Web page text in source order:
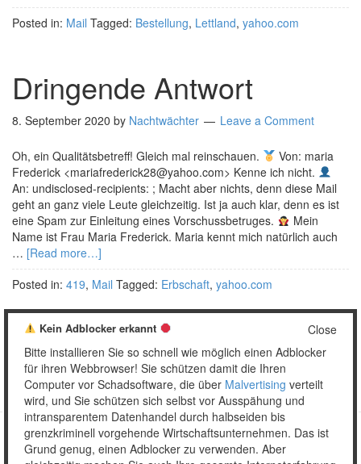
Posted in: Mail Tagged: Bestellung, Lettland, yahoo.com
Dringende Antwort
8. September 2020 by Nachtwächter Leave a Comment
Oh, ein Qualitätsbetreff! Gleich mal reinschauen.
Von: maria
Frederick <mariafrederick28@yahoo.com> Kenne ich nicht.
An: undisclosed-recipients: ; Macht aber nichts, denn diese Mail
geht an ganz viele Leute gleichzeitig. Ist ja auch klar, denn es ist
eine Spam zur Einleitung eines Vorschussbetruges.
Mein
Name ist Frau Maria Frederick. Maria kennt mich natürlich auch
… [Read more…]
Posted in: 419, Mail Tagged: Erbschaft, yahoo.com
1 2 … 7 Weiter »
Copyright © 2026 Unser täglich Spam.
Close
Kein Adblocker erkannt
Bitte installieren Sie so schnell wie möglich einen Adblocker
für ihren Webbrowser! Sie schützen damit die Ihren
Computer vor Schadsoftware, die über Malvertising verteilt
wird, und Sie schützen sich selbst vor Ausspähung und
intransparentem Datenhandel durch halbseiden bis
grenzkriminell vorgehende Wirtschaftsunternehmen. Das ist
Grund genug, einen Adblocker zu verwenden. Aber